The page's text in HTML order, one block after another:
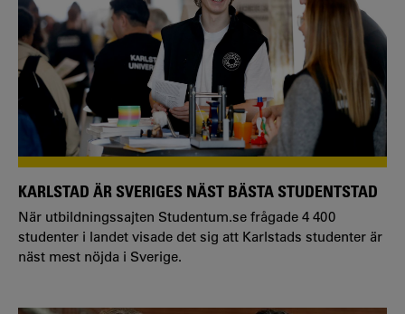
KARLSTAD ÄR SVERIGES NÄST BÄSTA STUDENTSTAD
När utbildningssajten Studentum.se frågade 4 400
studenter i landet visade det sig att Karlstads studenter är
näst mest nöjda i Sverige.